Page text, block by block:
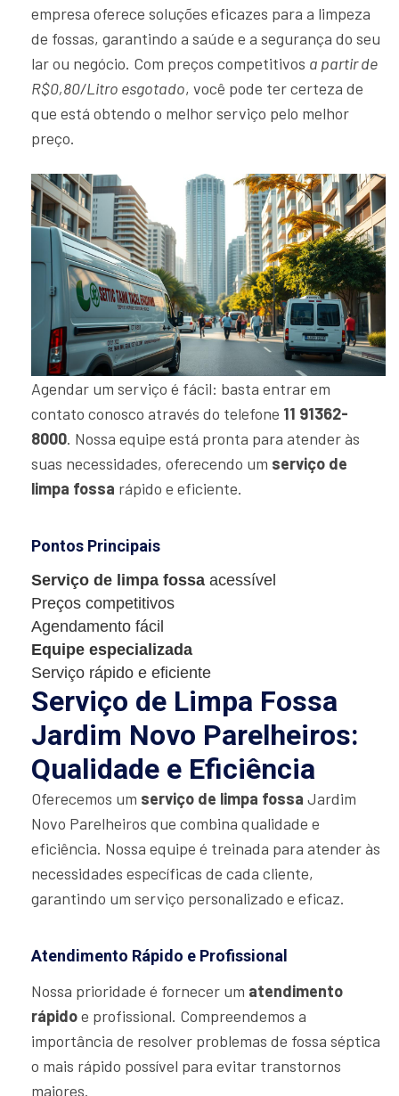
empresa oferece soluções eficazes para a limpeza
de fossas, garantindo a saúde e a segurança do seu
lar ou negócio. Com preços competitivos a partir de
R$0,80/Litro esgotado, você pode ter certeza de
que está obtendo o melhor serviço pelo melhor
preço.
Agendar um serviço é fácil: basta entrar em
contato conosco através do telefone 11 91362-
8000. Nossa equipe está pronta para atender às
suas necessidades, oferecendo um serviço de
limpa fossa rápido e eficiente.
Pontos Principais
Serviço de limpa fossa acessível
Preços competitivos
Agendamento fácil
Equipe especializada
Serviço rápido e eficiente
Serviço de Limpa Fossa
Jardim Novo Parelheiros:
Qualidade e Eficiência
Oferecemos um serviço de limpa fossa Jardim
Novo Parelheiros que combina qualidade e
eficiência. Nossa equipe é treinada para atender às
necessidades específicas de cada cliente,
garantindo um serviço personalizado e eficaz.
Atendimento Rápido e Profissional
Nossa prioridade é fornecer um atendimento
rápidoe profissional. Compreendemos a
importância de resolver problemas de fossa séptica
o mais rápido possível para evitar transtornos
maiores.